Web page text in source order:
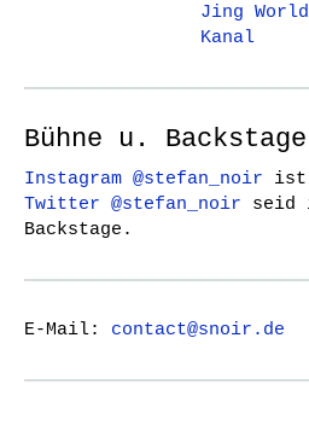
Jing World
Kanal
Bühne u. Backstage
Instagram @stefan_noir ist
Twitter @stefan_noir seid
Backstage.
E-Mail: contact@snoir.de